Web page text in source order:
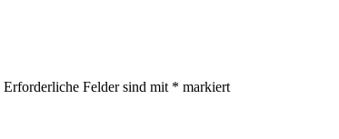
Erforderliche Felder sind mit * markiert